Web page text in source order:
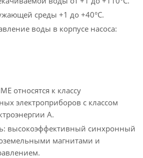
среды +1 до +40°С.
воды в корпусе насоса:
относятся к классу
электроприборов с классом
А.
высокоэффективный синхронный
магнитами и